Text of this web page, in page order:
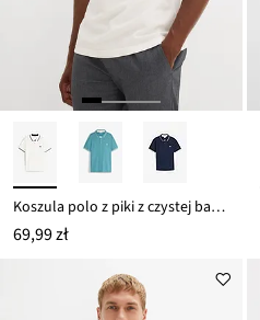
Koszula polo z piki z czystej bawełny
69,99 zł